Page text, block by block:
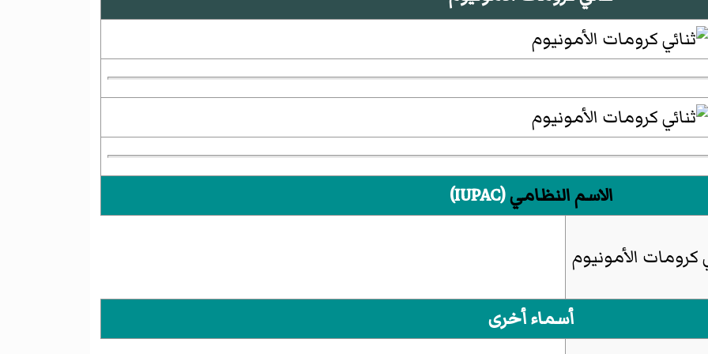
الاسم النظامي(IUPAC)
كرومات الأمونيوم
أسماء أخرى